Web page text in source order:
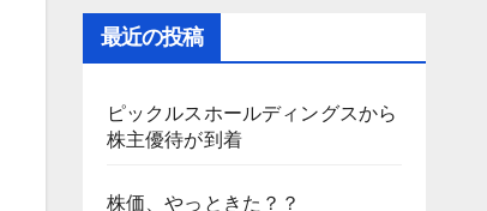
最近の投稿
ピックルスホールディングスから
株主優待が到着
株価、やっときた？？